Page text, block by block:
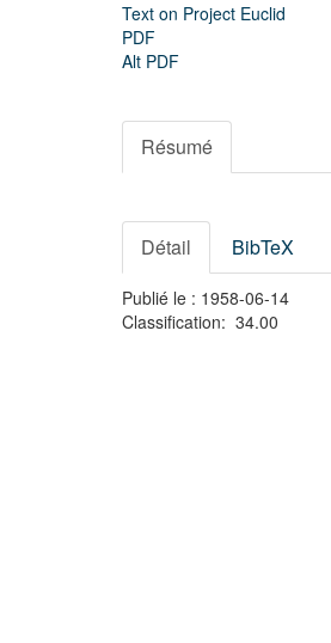
Text on Project Euclid
PDF
Alt PDF
Résumé
Détail BibTeX
Publié le : 1958-06-14
Classification: 34.00